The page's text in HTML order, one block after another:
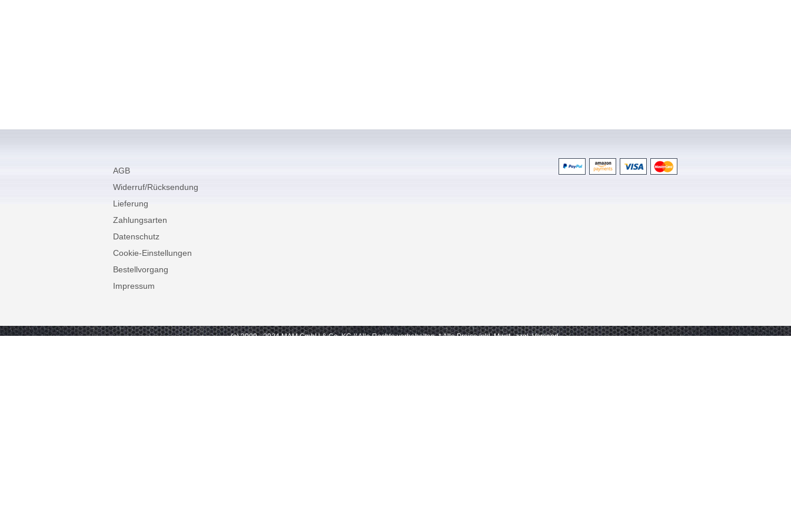
AGB
Widerruf/Rücksendung
Lieferung
Zahlungsarten
Datenschutz
Cookie-Einstellungen
Bestellvorgang
Impressum
(c) 2009 - 2024 MAM GmbH & Co. KG // Alle Rechte vorbehalten. * Alle Preise inkl. Mwst., zzgl. Versand.